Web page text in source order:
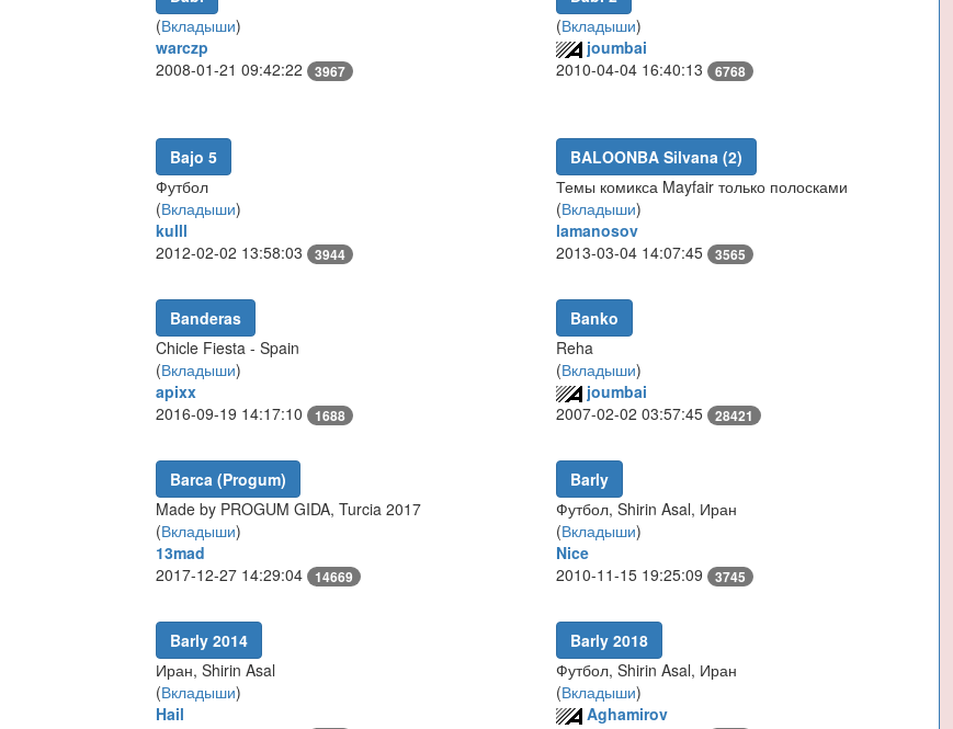
(Вкладыши)
warczp
2008-01-21 09:42:22 3967
(Вкладыши)
joumbai
2010-04-04 16:40:13
6768
Bajo 5
Футбол
(Вкладыши)
kulll
2012-02-02 13:58:03 3944
BALOONBA Silvana (2)
Темы комикса Mayfair только полосками
(Вкладыши)
lamanosov
2013-03-04 14:07:45
3565
Banderas
Chicle Fiesta - Spain
(Вкладыши)
apixx
2016-09-19 14:17:10 1688
Banko
Reha
(Вкладыши)
joumbai
2007-02-02 03:57:45
28421
Barca (Progum)
Made by PROGUM GIDA, Turcia 2017
(Вкладыши)
13mad
2017-12-27 14:29:04 14669
Barly
Футбол, Shirin Asal, Иран
(Вкладыши)
Nice
2010-11-15 19:25:09
3745
Barly 2014
Иран, Shirin Asal
(Вкладыши)
Hail
Barly 2018
Футбол, Shirin Asal, Иран
(Вкладыши)
Aghamirov